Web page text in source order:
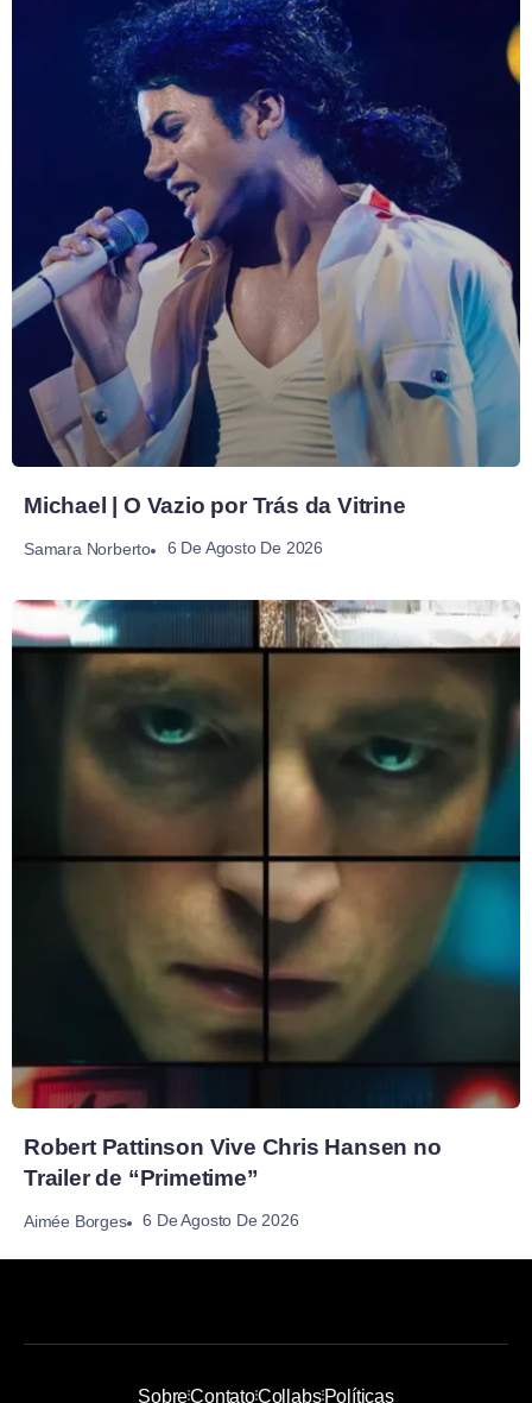
Michael | O Vazio por Trás da Vitrine
Samara Norberto 6 De Agosto De 2026
Robert Pattinson Vive Chris Hansen no
Trailer de “Primetime”
Aimée Borges 6 De Agosto De 2026
SobreContatoCollabsPolíticas